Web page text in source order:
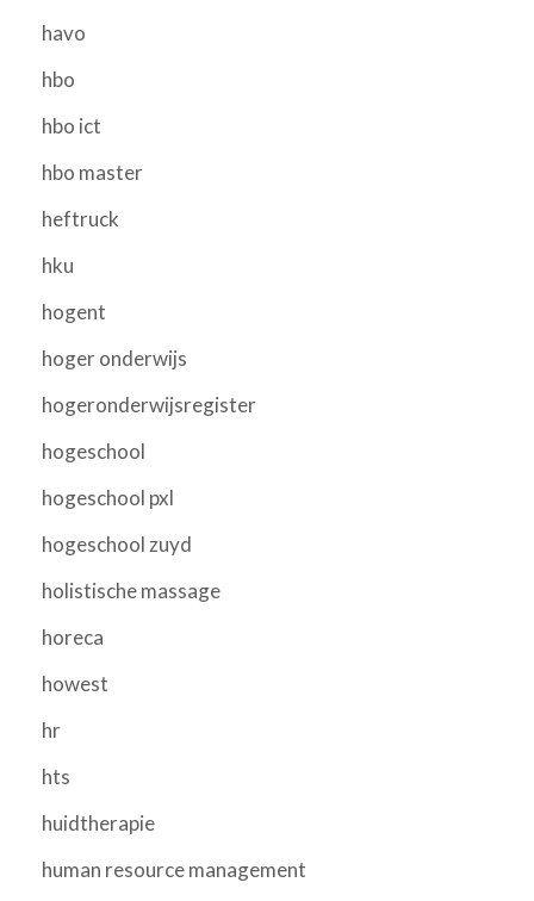
havo
hbo
hbo ict
hbo master
heftruck
hku
hogent
hoger onderwijs
hogeronderwijsregister
hogeschool
hogeschool pxl
hogeschool zuyd
holistische massage
horeca
howest
hr
hts
huidtherapie
human resource management